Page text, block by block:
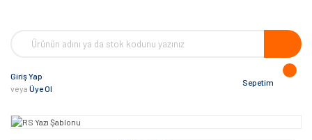
Giriş Yap
veya Üye Ol
Sepetim